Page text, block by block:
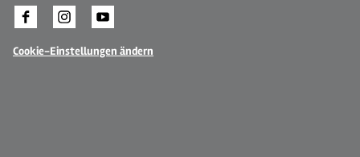
Cookie-Einstellungen ändern